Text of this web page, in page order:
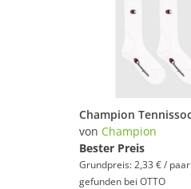
von Champion
Bester Preis
Grundpreis: 2,33 € / paar
gefunden bei OTTO